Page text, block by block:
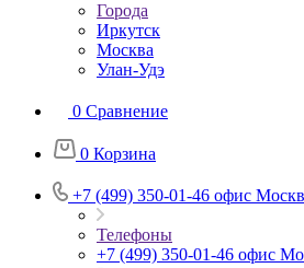
Города
Иркутск
Москва
Улан-Удэ
0 Сравнение
0 Корзина
+7 (499) 350-01-46 офис
Телефоны
+7 (499) 350-01-46 офис